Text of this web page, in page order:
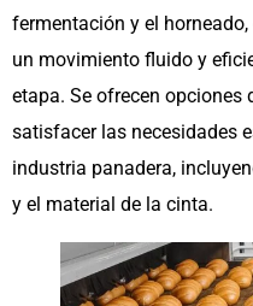
fermentación y el
un movimiento fluido y
etapa. Se ofrecen opciones
satisfacer las necesidades
industria panadera,
y el material de la cinta.